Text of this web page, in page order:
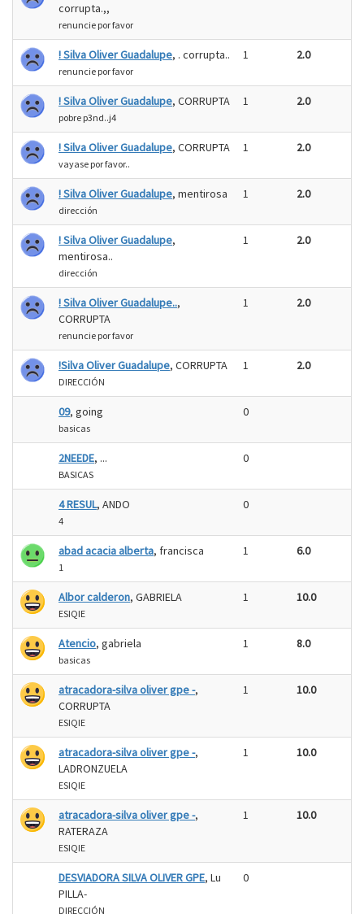
corrupta.,,
renuncie por favor
! Silva Oliver Guadalupe, . corrupta..
renuncie por favor
1 2.0
! Silva Oliver Guadalupe, CORRUPTA
pobre p3nd..j4
1 2.0
! Silva Oliver Guadalupe, CORRUPTA
vayase por favor..
1 2.0
! Silva Oliver Guadalupe, mentirosa
dirección
1 2.0
! Silva Oliver Guadalupe,
mentirosa..
dirección
1 2.0
! Silva Oliver Guadalupe..,
CORRUPTA
renuncie por favor
1 2.0
!Silva Oliver Guadalupe, CORRUPTA
DIRECCIÓN
1 2.0
09, going
basicas
0
2NEEDE, ...
BASICAS
0
4 RESUL, ANDO
4
0
abad acacia alberta, francisca
1
1 6.0
Albor calderon, GABRIELA
ESIQIE
1 10.0
Atencio, gabriela
basicas
1 8.0
atracadora-silva oliver gpe -,
CORRUPTA
ESIQIE
1 10.0
atracadora-silva oliver gpe -,
LADRONZUELA
ESIQIE
1 10.0
atracadora-silva oliver gpe -,
RATERAZA
ESIQIE
1 10.0
DESVIADORA SILVA OLIVER GPE, Lu
PILLA-
DIRECCIÓN
0